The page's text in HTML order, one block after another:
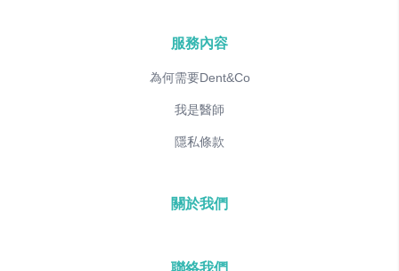
服務內容
為何需要Dent&Co
我是醫師
隱私條款
關於我們
聯絡我們